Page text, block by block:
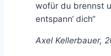
wofür du brennst
entspann‘ dich“
Axel Kellerbauer,